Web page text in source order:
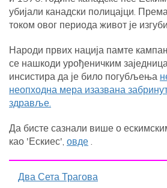
убијали канадски полицајци.
током овог периода живот је
Народи првих нација памте
се нашкоди урођеничким
инсистира да је било погубљења
неопходна мера изазвана
здравље.
Да бисте сазнали више о
као 'Ескиес', овде .
Два Сета Трагова